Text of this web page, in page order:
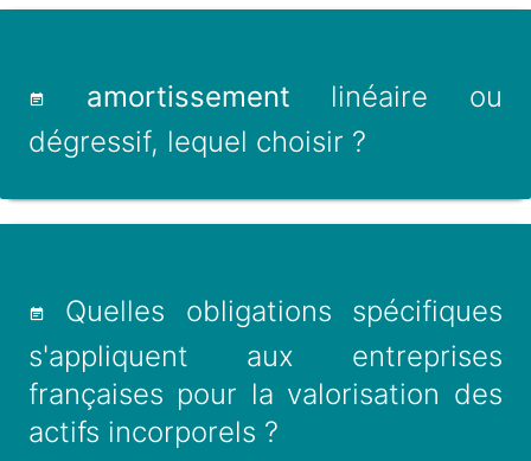
amortissement linéaire ou
dégressif, lequel choisir ?
Quelles obligations spécifiques
s'appliquent aux entreprises
françaises pour la valorisation des
actifs incorporels ?